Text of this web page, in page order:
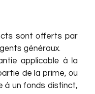
sont offerts par
généraux.
applicable à la
de la prime, ou
un fonds distinct,